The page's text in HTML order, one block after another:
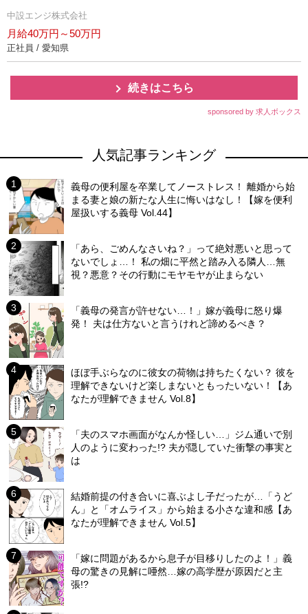
中設エンジ株式会社
月給40万円～50万円
正社員 / 愛知県
続きはこちら
sponsored by 求人ボックス
人気記事ランキング
義母の便利屋を卒業してノーストレス！ 離婚から始
まる妻と娘の新たな人生に悔いはなし！【嫁を便利
屋扱いする義母 Vol.44】
「あら、ごめんなさいね？」って絶対悪いと思って
ないでしょ…！ 私の畑に平然と踏み入る隣人…無
視？悪意？その行動にモヤモヤが止まらない
「義母の発言が許せない…！」嫁が義母に怒り爆
発！ 夫は仕方ないと言うけれど諦めるべき？
ほぼ手ぶらなのに彼女の荷物は持ちたくない？ 彼を
理解できないけど楽しまないともったいない！【あ
なたが理解できません Vol.8】
「夫のスマホ画面がなんか怪しい…」ジム通いで別
人のように変わった!? 夫が隠していた衝撃の事実と
は
結婚前提の付き合いに喜ぶよし子だったが…「うど
ん」と「オムライス」から始まる小さな違和感【あ
なたが理解できません Vol.5】
「嫁に問題があるから息子が目移りしたのよ！」義
母の驚きの見解に唖然…嫁の高学歴が原因だと主
張!?